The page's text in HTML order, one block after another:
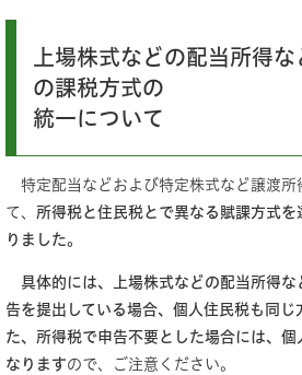
上場株式などの配当所得
の課税方式の
統一について
特定配当などおよび特定株式など譲渡所
て、 所得税と住民税とで異なる賦課方式
りました。
具体的には、上場株式などの配当所得な
告を提出している場合、個人住民税も同じ
た、所得税で申告不要とした場合には、個
なりますので、ご注意ください。